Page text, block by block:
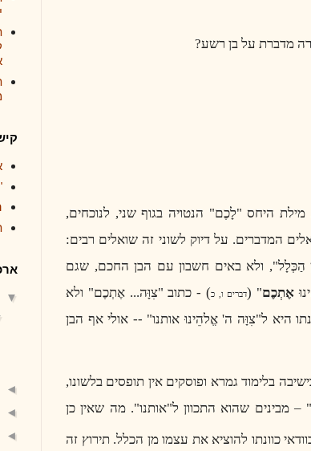
מדברת על בן רשע?
היחס "לָכֶם" הנטויה בגוף שני, לנוכחים,
המדברים. על דיוק לשוני זה שואלים רבים:
הַכְּלָל", ולא באים חשבון עם הבן החכם, שגם
אֶתְכֶם" (דברים ו, כ) - כתוב "צִוָּה... אֶתְכֶם" ולא
היא ל"צִוָּה ה' אֱלהֵינוּ אותנו" -- אולי אף הבן
בלימוד גמרא ופוסקים אין תופסים בלשונו,
מבינים שהוא התכוון ל"אותנו". מה שאין כן
כוונתו להוציא את עצמו מן הכלל. תירוץ זה
▼
◄
◄
◄